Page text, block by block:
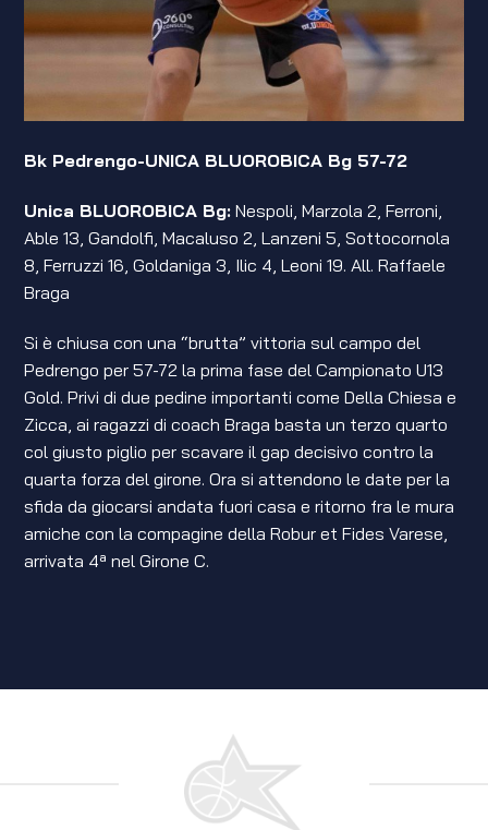
Bk Pedrengo-UNICA BLUOROBICA Bg 57-72
Unica BLUOROBICA Bg: Nespoli, Marzola 2, Ferroni,
Able 13, Gandolfi, Macaluso 2, Lanzeni 5, Sottocornola
8, Ferruzzi 16, Goldaniga 3, Ilic 4, Leoni 19. All. Raffaele
Braga
Si è chiusa con una “brutta” vittoria sul campo del
Pedrengo per 57-72 la prima fase del Campionato U13
Gold. Privi di due pedine importanti come Della Chiesa e
Zicca, ai ragazzi di coach Braga basta un terzo quarto
col giusto piglio per scavare il gap decisivo contro la
quarta forza del girone. Ora si attendono le date per la
sfida da giocarsi andata fuori casa e ritorno fra le mura
amiche con la compagine della Robur et Fides Varese,
arrivata 4ª nel Girone C.